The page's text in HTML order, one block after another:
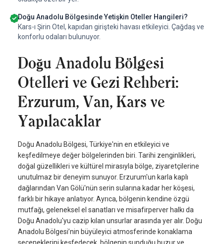
Doğu Anadolu Bölgesinde Yetişkin Oteller Hangileri?
Kars-ı Şirin Otel, kapıdan girişteki havası etkileyici. Çağdaş ve
konforlu odaları bulunuyor.
Doğu Anadolu Bölgesi
Otelleri ve Gezi Rehberi:
Erzurum, Van, Kars ve
Yapılacaklar
Doğu Anadolu Bölgesi, Türkiye'nin en etkileyici ve
keşfedilmeye değer bölgelerinden biri. Tarihi zenginlikleri,
doğal güzellikleri ve kültürel mirasıyla bölge, ziyaretçilerine
unutulmaz bir deneyim sunuyor. Erzurum'un karla kaplı
dağlarından Van Gölü'nün serin sularına kadar her köşesi,
farklı bir hikaye anlatıyor. Ayrıca, bölgenin kendine özgü
mutfağı, geleneksel el sanatları ve misafirperver halkı da
Doğu Anadolu'yu cazip kılan unsurlar arasında yer alır. Doğu
Anadolu Bölgesi’nin büyüleyici atmosferinde konaklama
seçeneklerini keşfedecek, bölgenin sunduğu huzur ve